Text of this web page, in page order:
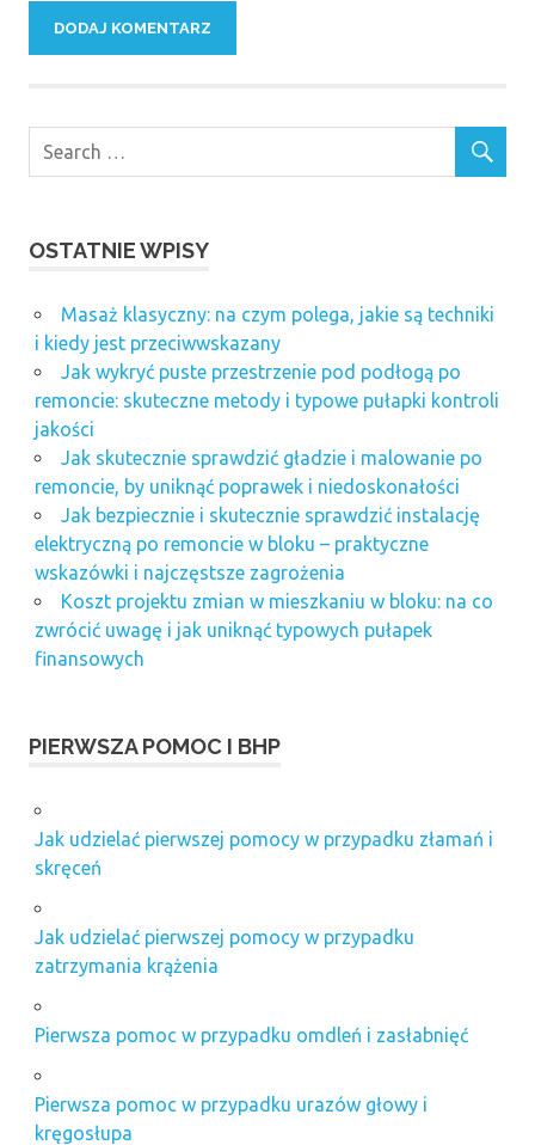
OSTATNIE WPISY
Masaż klasyczny: na czym polega, jakie są techniki
i kiedy jest przeciwwskazany
Jak wykryć puste przestrzenie pod podłogą po
remoncie: skuteczne metody i typowe pułapki kontroli
jakości
Jak skutecznie sprawdzić gładzie i malowanie po
remoncie, by uniknąć poprawek i niedoskonałości
Jak bezpiecznie i skutecznie sprawdzić instalację
elektryczną po remoncie w bloku – praktyczne
wskazówki i najczęstsze zagrożenia
Koszt projektu zmian w mieszkaniu w bloku: na co
zwrócić uwagę i jak uniknąć typowych pułapek
finansowych
PIERWSZA POMOC I BHP
Jak udzielać pierwszej pomocy w przypadku złamań i
skręceń
Jak udzielać pierwszej pomocy w przypadku
zatrzymania krążenia
Pierwsza pomoc w przypadku omdleń i zasłabnięć
Pierwsza pomoc w przypadku urazów głowy i
kręgosłupa